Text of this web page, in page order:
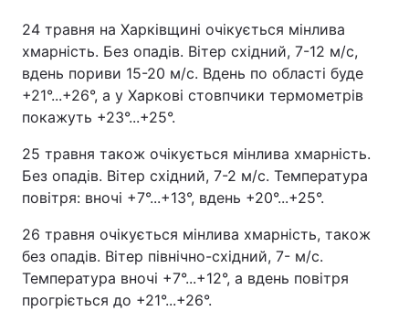
24 травня на Харківщині очікується мінлива
хмарність. Без опадів. Вітер східний, 7-12 м/с,
вдень пориви 15-20 м/с. Вдень по області буде
+21°...+26°, а у Харкові стовпчики термометрів
покажуть +23°...+25°.
25 травня також очікується мінлива хмарність.
Без опадів. Вітер східний, 7-2 м/с. Температура
повітря: вночі +7°...+13°, вдень +20°...+25°.
26 травня очікується мінлива хмарність, також
без опадів. Вітер північно-східний, 7- м/с.
Температура вночі +7°...+12°, а вдень повітря
прогріється до +21°...+26°.